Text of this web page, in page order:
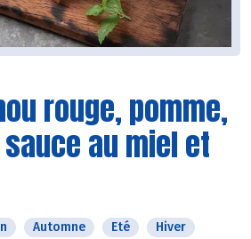
rouge, pomme,
sauce au miel et
Automne Eté
Hiver